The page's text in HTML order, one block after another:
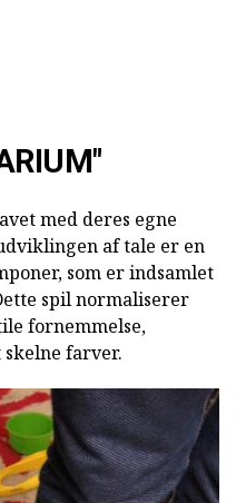
med deres egne
af tale er en
som er indsamlet
spil normaliserer
fornemmelse,
farver.